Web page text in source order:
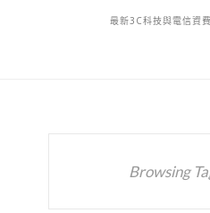
最新3C科技與電信資
Browsing